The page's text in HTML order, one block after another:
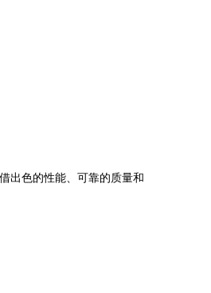
出色的性能、可靠的质量和